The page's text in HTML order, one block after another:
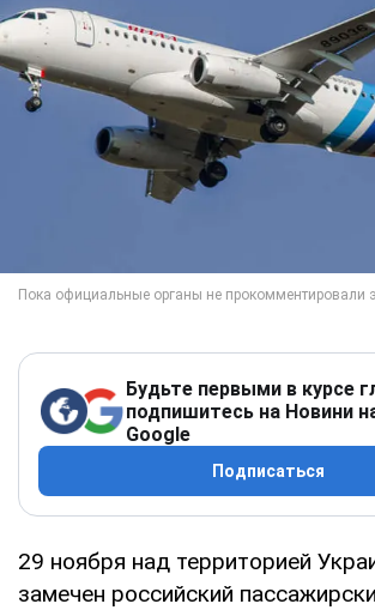
Будьте первыми в курсе
подпишитесь на Новини
Google
Подписаться
29 ноября над территорией
замечен российский